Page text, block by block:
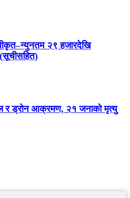
२९ हजारदेखि
र ड्रोन आक्रमण, २१ जनाको मृत्यु